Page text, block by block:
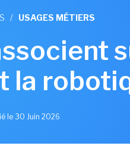
/ USAGES MÉTIERS
la
le 30 Juin 2026